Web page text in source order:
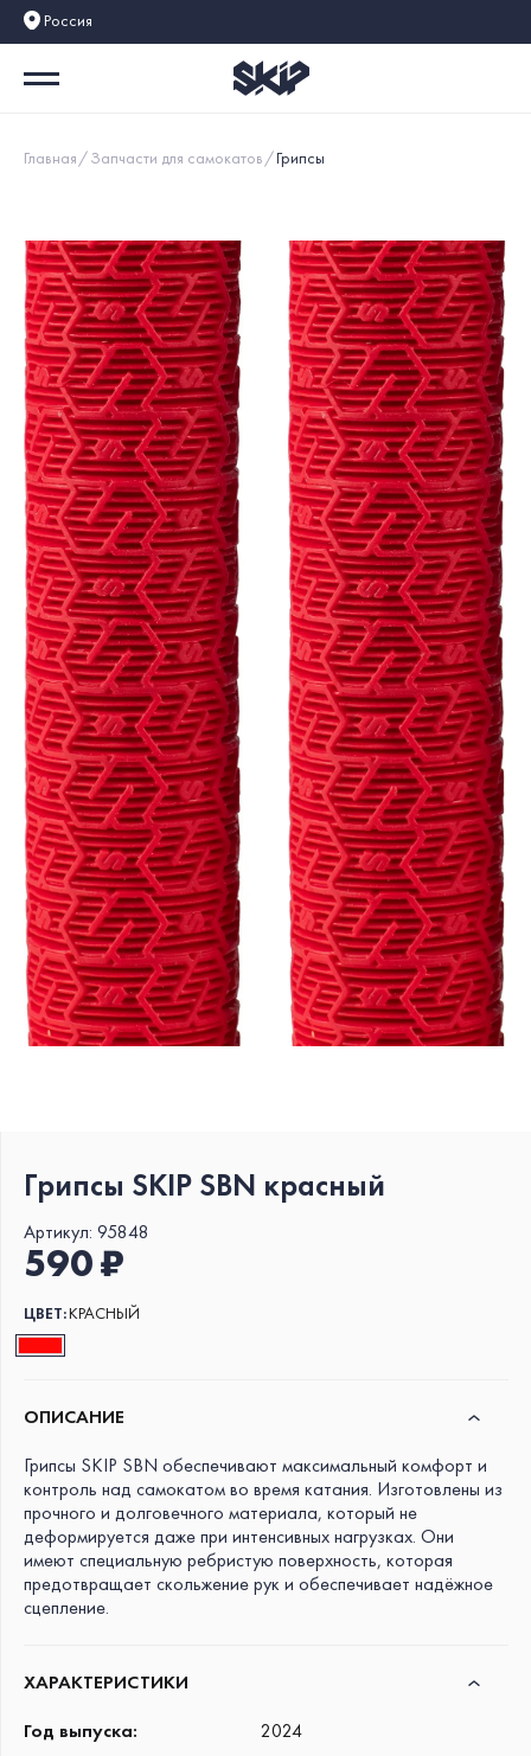
Россия
Главная Запчасти для самокатов Грипсы
Грипсы SKIP SBN красный
Артикул: 95848
590 ₽
ЦВЕТ:КРАСНЫЙ
ОПИСАНИЕ
Грипсы SKIP SBN обеспечивают максимальный комфорт и
контроль над самокатом во время катания. Изготовлены из
прочного и долговечного материала, который не
деформируется даже при интенсивных нагрузках. Они
имеют специальную ребристую поверхность, которая
предотвращает скольжение рук и обеспечивает надёжное
сцепление.
ХАРАКТЕРИСТИКИ
Год выпуска:
2024